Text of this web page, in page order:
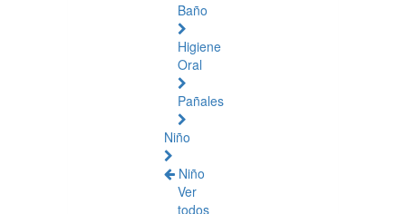
Baño
Higiene
Oral
Pañales
Niño
Niño
Ver
todos